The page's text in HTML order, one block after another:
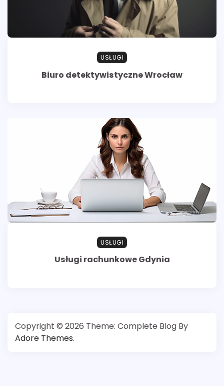
USŁUGI
Biuro detektywistyczne Wrocław
USŁUGI
Usługi rachunkowe Gdynia
Copyright © 2026 Theme: Complete Blog By
Adore Themes.